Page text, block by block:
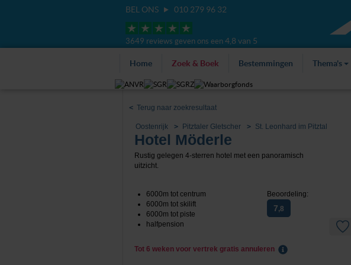
BEL ONS 010 279 96 32
3649 reviews geven ons een 4,8 van 5
Home Zoek & Boek Bestemmingen Thema's
<Terug naar zoekresultaat
Oostenrijk Pitztaler Gletscher St. Leonhard im Pitztal
Hotel Möderle
Rustig gelegen 4-sterren hotel met een panoramisch
uitzicht.
6000m tot centrum
6000m tot skilift
6000m tot piste
halfpension
Beoordeling:
7,8
Tot 6 weken voor vertrek gratis annuleren